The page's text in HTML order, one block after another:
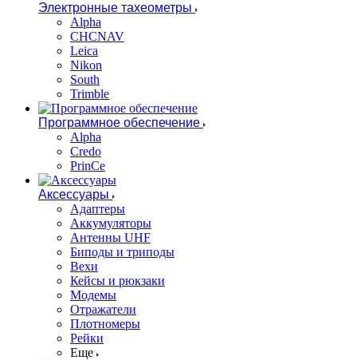
Электронные тахеометры
Alpha
CHCNAV
Leica
Nikon
South
Trimble
Программное обеспечение
Alpha
Credo
PrinCe
Аксессуары
Адаптеры
Аккумуляторы
Антенны UHF
Биподы и триподы
Вехи
Кейсы и рюкзаки
Модемы
Отражатели
Плотномеры
Рейки
Еще